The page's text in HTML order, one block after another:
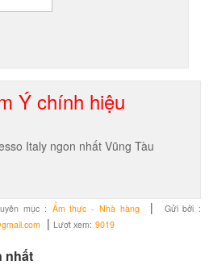
Ý chính hiệu
Italy ngon nhất Vũng Tàu
mục : Ẩm thực - Nhà hàng|
Gửi bởi :
| Lượt xem: 9019
nhất